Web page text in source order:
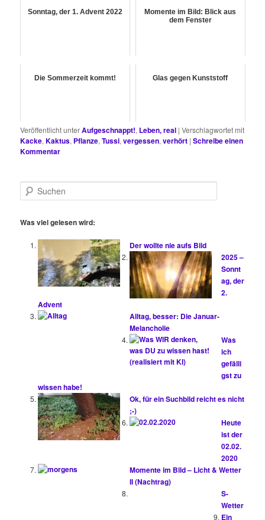
Sonntag, der 1. Advent 2022
Momente im Bild: Blick aus
dem Fenster
Die Sommerzeit kommt! Glas gegen Kunststoff
Veröffentlicht unterAufgeschnappt!, Leben, real |Verschlagwortet mit
Kacke,Kaktus, Pflanze,Tussi,vergessen,verhört |Schreibe einen
Kommentar
u
h
Was viel gelesen wird:
Der wollte nie aufs Bild
2025 –
Sonnt
ag, der
2.
Advent
Alltag, besser: Die Januar-
Melancholie
Was
ich
gefälli
gst zu
wissen habe!
Ok, für ein Suchbild reicht es nicht
;-)
Heute
ist der
02.02.
2020
Momente im Bild – Licht & Wetter
II (Nachtrag)
S-
Wetter
Ein